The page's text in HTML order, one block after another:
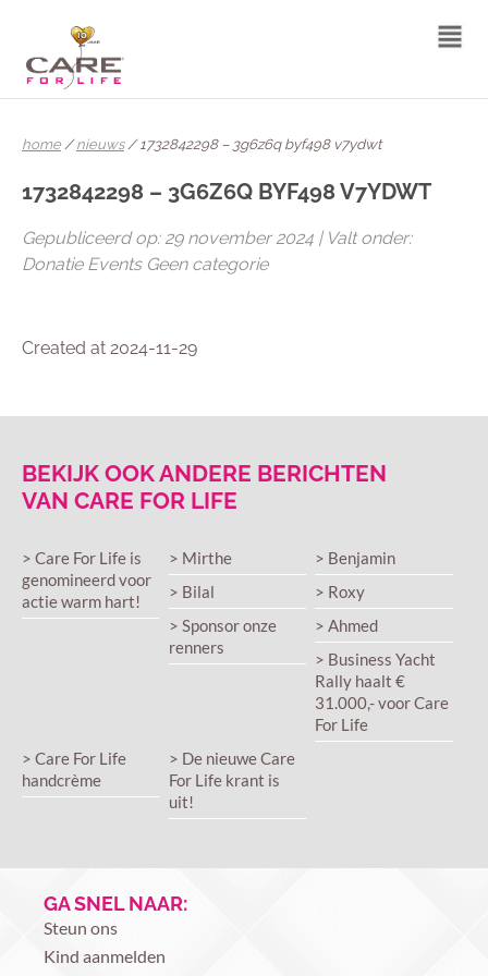
home /nieuws/ 1732842298 – 3g6z6q byf498 v7ydwt
1732842298 – 3G6Z6Q BYF498 V7YDWT
Gepubliceerd op: 29 november 2024 | Valt onder:
Donatie Events Geen categorie
Created at 2024-11-29
BEKIJK OOK ANDERE BERICHTEN
VAN CARE FOR LIFE
> Care For Life is
genomineerd voor
actie warm hart!
> Mirthe
> Benjamin
> Bilal
> Roxy
> Sponsor onze
renners
> Ahmed
> Business Yacht
Rally haalt €
31.000,- voor Care
For Life
> Care For Life
handcrème
> De nieuwe Care
For Life krant is
uit!
GA SNEL NAAR:
Steun ons
Kind aanmelden